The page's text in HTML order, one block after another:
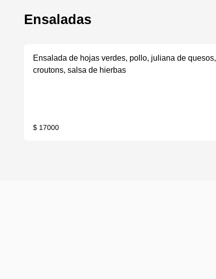
Ensaladas
Ensalada de hojas verdes, pollo, juliana de quesos,
croutons, salsa de hierbas
$ 17000